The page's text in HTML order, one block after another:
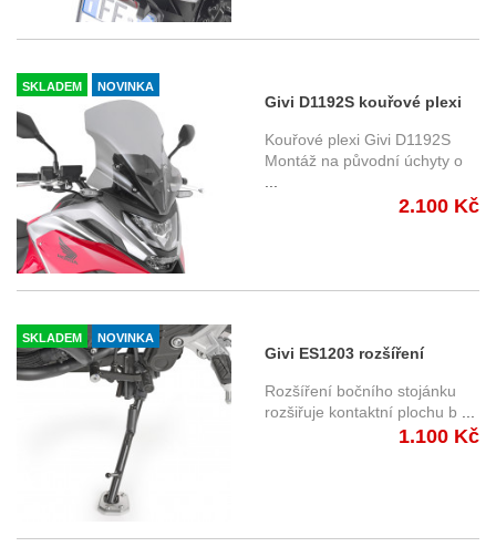
SKLADEM NOVINKA
Givi D1192S kouřové plexi
Honda NC 750 X /XD (21-)
Kouřové plexi Givi D1192S
Montáž na původní úchyty o
2.100 Kč
SKLADEM NOVINKA
Givi ES1203 rozšíření
bočního stojánku Honda NX
500 (24-)
Rozšíření bočního stojánku
rozšiřuje kontaktní plochu b
1.100 Kč